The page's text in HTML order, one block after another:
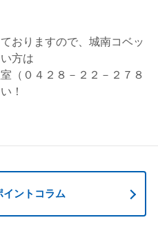
おりますので、城南コベッ
方は
（０４２８－２２－２７８
！
ントコラム